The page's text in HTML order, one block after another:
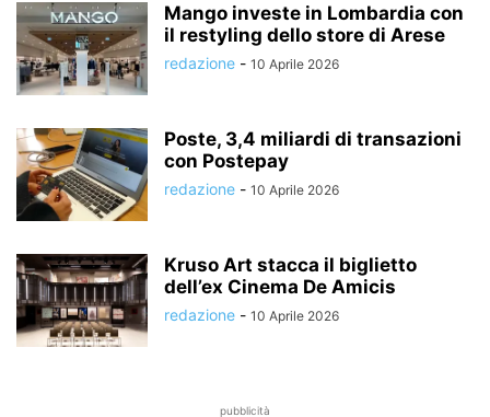
Mango investe in Lombardia con
il restyling dello store di Arese
redazione - 10 Aprile 2026
Poste, 3,4 miliardi di transazioni
con Postepay
redazione - 10 Aprile 2026
Kruso Art stacca il biglietto
dell’ex Cinema De Amicis
redazione - 10 Aprile 2026
pubblicità